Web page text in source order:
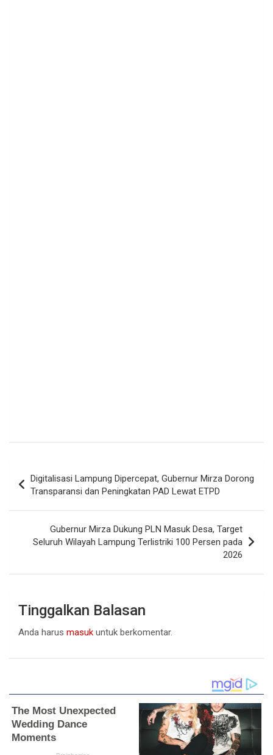
pos
Digitalisasi Lampung Dipercepat, Gubernur Mirza Dorong
Transparansi dan Peningkatan PAD Lewat ETPD
Gubernur Mirza Dukung PLN Masuk Desa, Target
Seluruh Wilayah Lampung Terlistriki 100 Persen pada
2026
Tinggalkan Balasan
Anda harus masuk untuk berkomentar.